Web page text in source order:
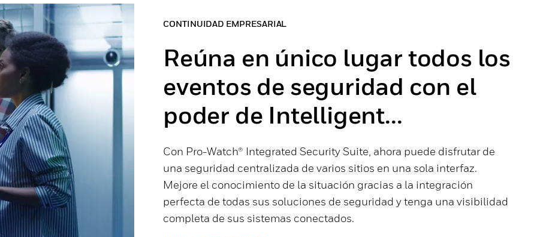
CONTINUIDAD EMPRESARIAL
Reúna en único lugar todos los
eventos de seguridad con el
poder de Intelligent...
Con Pro-Watch® Integrated Security Suite, ahora puede disfrutar de
una seguridad centralizada de varios sitios en una sola interfaz.
Mejore el conocimiento de la situación gracias a la integración
perfecta de todas sus soluciones de seguridad y tenga una visibilidad
completa de sus sistemas conectados.